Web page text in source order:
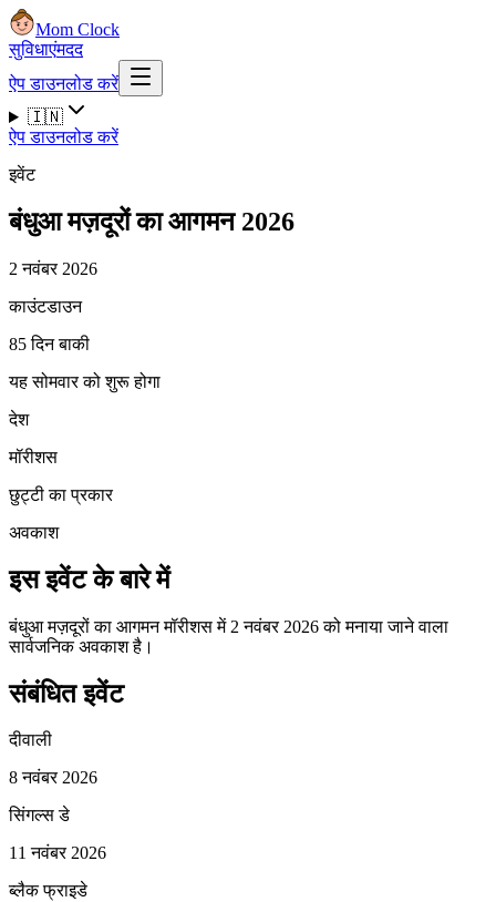
Mom Clock
सुविधाएंमदद
ऐप डाउनलोड करें
🇮🇳
ऐप डाउनलोड करें
इवेंट
बंधुआ मज़दूरों का आगमन 2026
2 नवंबर 2026
काउंटडाउन
85 दिन बाकी
यह सोमवार को शुरू होगा
देश
मॉरीशस
छुट्टी का प्रकार
अवकाश
इस इवेंट के बारे में
बंधुआ मज़दूरों का आगमन मॉरीशस में 2 नवंबर 2026 को मनाया जाने वाला
सार्वजनिक अवकाश है।
संबंधित इवेंट
दीवाली
8 नवंबर 2026
सिंगल्स डे
11 नवंबर 2026
ब्लैक फ्राइडे